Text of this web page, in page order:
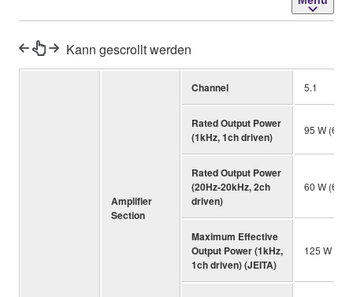
Kann gescrollt werden
Amplifier
Section
Channel 5.1
Rated Output Power
(1kHz, 1ch driven)
95 W (6
Rated Output Power
(20Hz-20kHz, 2ch
driven)
60 W (6
Maximum Effective
Output Power (1kHz,
1ch driven) (JEITA)
125 W (6